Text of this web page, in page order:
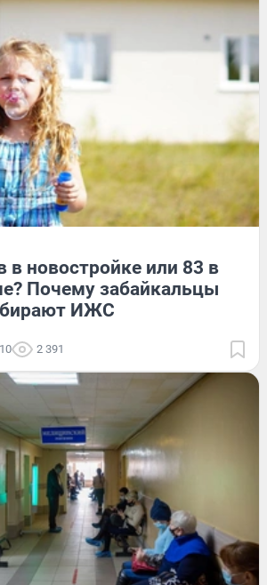
в новостройке или 83 в
Почему забайкальцы
ИЖС
2 391